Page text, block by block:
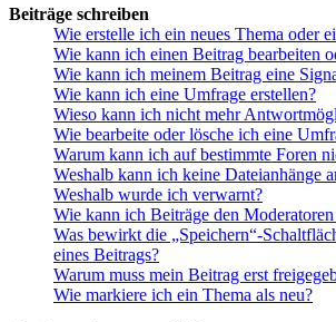
Beiträge schreiben
Wie erstelle ich ein neues Thema oder
Wie kann ich einen Beitrag bearbeiten
Wie kann ich meinem Beitrag eine
Wie kann ich eine Umfrage erstellen?
Wieso kann ich nicht mehr
Wie bearbeite oder lösche ich eine
Warum kann ich auf bestimmte Foren
Weshalb kann ich keine Dateianhänge
Weshalb wurde ich verwarnt?
Wie kann ich Beiträge den
Was bewirkt die „Speichern“-
eines Beitrags?
Warum muss mein Beitrag erst
Wie markiere ich ein Thema als neu?